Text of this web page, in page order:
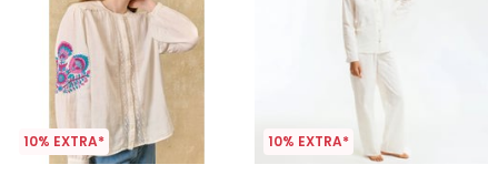
10% EXTRA* 10% EXTRA*